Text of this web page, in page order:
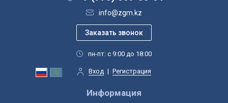
info@zgm.kz
пн-пт: с 9:00 до 18:00
Вход | Регистрация
Информация